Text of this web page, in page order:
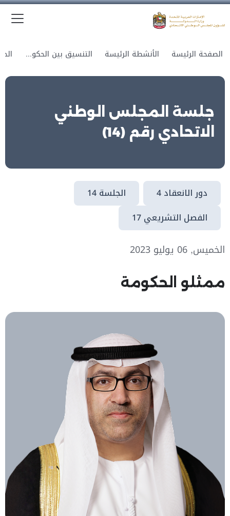
الصفحة الرئيسة الأنشطة الرئيسة التنسيق بين الحكومة والمجلس
جلسة المجلس الوطني
الاتحادي رقم (14)
دور الانعقاد 4
الجلسة 14
الفصل التشريعي 17
الخميس, 06 يوليو 2023
ممثلو الحكومة